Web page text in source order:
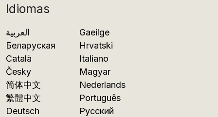
Idiomas
العربية
Беларуская
Català
Česky
简体中文
繁體中文
Deutsch
Gaeilge
Hrvatski
Italiano
Magyar
Nederlands
Português
Русский